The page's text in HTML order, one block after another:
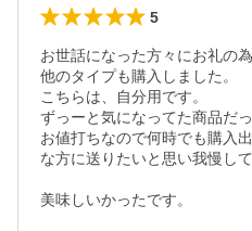
5
お世話になった方々にお礼の
他のタイプも購入しました。
こちらは、自分用です。
ずっーと気になってた商品だ
お値打ちなので何時でも購入
な方に送りたいと思い我慢し